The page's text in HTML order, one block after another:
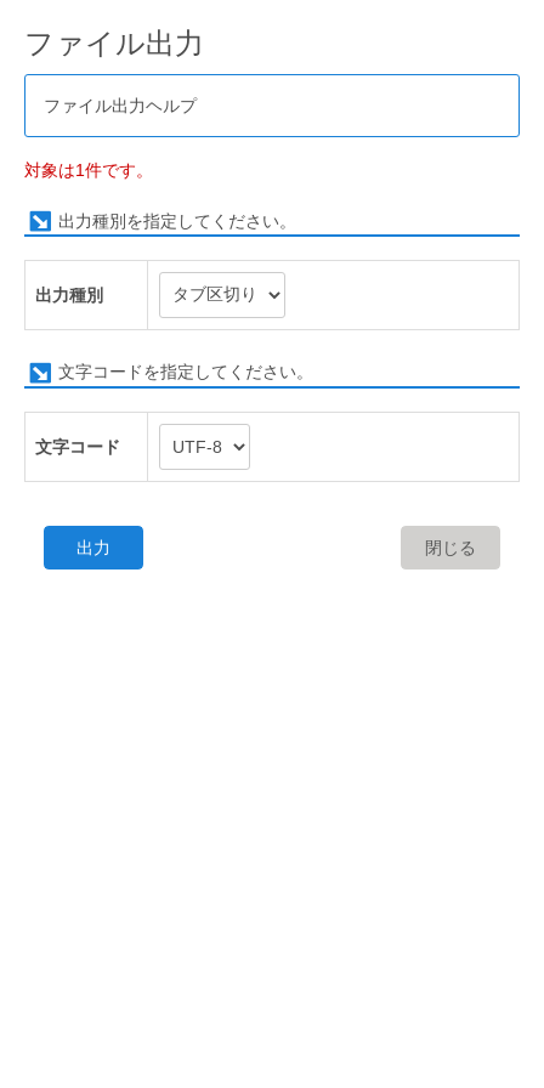
ファイル出力
ファイル出力ヘルプ
対象は1件です。
出力種別を指定してください。
出力種別
文字コードを指定してください。
文字コード